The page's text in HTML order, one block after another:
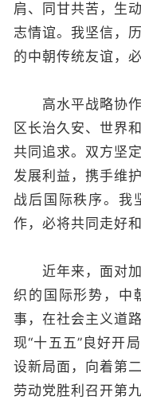
肩、同甘共苦，生
志情谊。我坚信，
的中朝传统友谊，
高水平战略协作
区长治久安、世界
共同追求。双方坚
发展利益，携手维
战后国际秩序。我
作，必将共同走好
近年来，面对加
织的国际形势，中
事，在社会主义道
现“十五五”良好开
设新局面，向着第
劳动党胜利召开第